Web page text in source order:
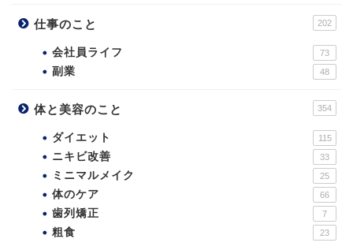
仕事のこと 202
会社員ライフ 73
副業 48
体と美容のこと 354
ダイエット 115
ニキビ改善 33
ミニマルメイク 25
体のケア 66
歯列矯正 7
粗食 23